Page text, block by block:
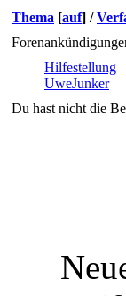
Thema [auf] /
Hilfestellung
UweJunker
Du hast nicht die